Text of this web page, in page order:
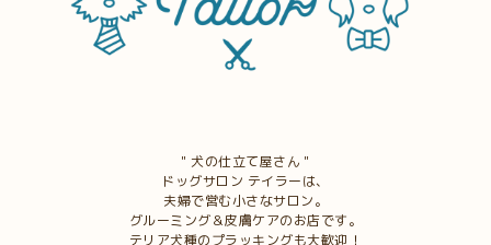
＂犬の仕立て屋さん＂
ドッグサロン テイラーは、
夫婦で営む小さなサロン。
グルーミング＆皮膚ケアのお店です。
テリア犬種のプラッキングも大歓迎！